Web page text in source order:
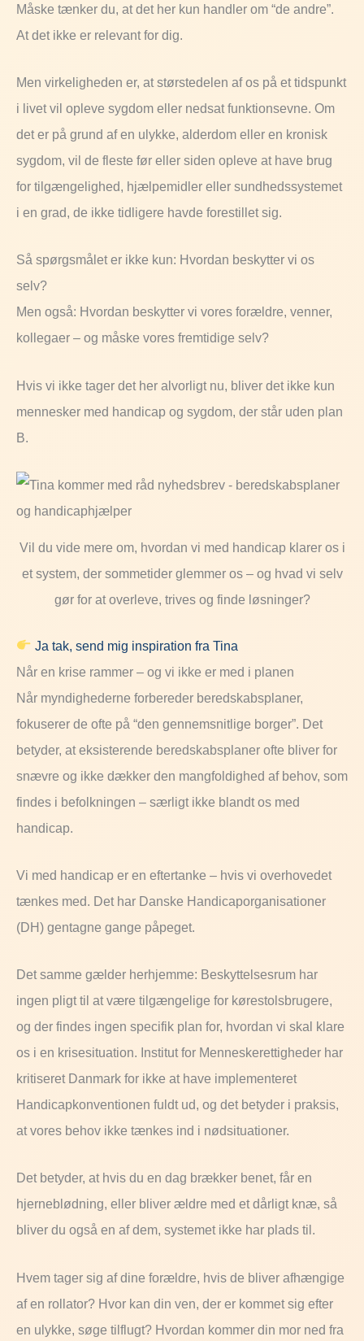
Måske tænker du, at det her kun handler om “de andre”.
At det ikke er relevant for dig.
Men virkeligheden er, at størstedelen af os på et tidspunkt
i livet vil opleve sygdom eller nedsat funktionsevne. Om
det er på grund af en ulykke, alderdom eller en kronisk
sygdom, vil de fleste før eller siden opleve at have brug
for tilgængelighed, hjælpemidler eller sundhedssystemet
i en grad, de ikke tidligere havde forestillet sig.
Så spørgsmålet er ikke kun: Hvordan beskytter vi os
selv?
Men også: Hvordan beskytter vi vores forældre, venner,
kollegaer – og måske vores fremtidige selv?
Hvis vi ikke tager det her alvorligt nu, bliver det ikke kun
mennesker med handicap og sygdom, der står uden plan
B.
Vil du vide mere om, hvordan vi med handicap klarer os i
et system, der sommetider glemmer os – og hvad vi selv
gør for at overleve, trives og finde løsninger?
Ja tak, send mig inspiration fra Tina
Når en krise rammer – og vi ikke er med i planen
Når myndighederne forbereder beredskabsplaner,
fokuserer de ofte på “den gennemsnitlige borger”. Det
betyder, ateksisterende beredskabsplaner ofte bliver for
snævre og ikke dækker den mangfoldighed af behov, som
findes i befolkningen – særligt ikke blandtos med
handicap.
Vi med handicap er en eftertanke – hvis vi overhovedet
tænkes med. Det har Danske Handicaporganisationer
(DH) gentagne gange påpeget.
Det samme gælder herhjemme: Beskyttelsesrum har
ingen pligt til at være tilgængelige for kørestolsbrugere,
og der findes ingen specifik plan for, hvordan vi skal klare
os i en krisesituation. Institut for Menneskerettigheder har
kritiseret Danmark for ikke at have implementeret
Handicapkonventionen fuldt ud, og det betyder i praksis,
at vores behov ikke tænkes ind i nødsituationer.
Det betyder, at hvis du en dag brækker benet, får en
hjerneblødning, eller bliver ældre med et dårligt knæ, så
bliver du også en af dem, systemet ikke har plads til.
Hvem tager sig af dine forældre, hvis de bliver afhængige
af en rollator? Hvor kan din ven, der er kommet sig efter
en ulykke, søge tilflugt? Hvordan kommer din mor ned fra